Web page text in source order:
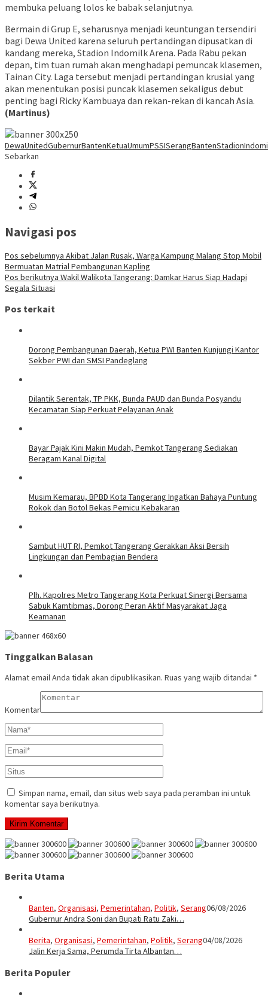
membuka peluang lolos ke babak selanjutnya.
Bermain di Grup E, seharusnya menjadi keuntungan tersendiri
bagi Dewa United karena seluruh pertandingan dipusatkan di
kandang mereka, Stadion Indomilk Arena. Pada Rabu pekan
depan, tim tuan rumah akan menghadapi pemuncak klasemen,
Tainan City. Laga tersebut menjadi pertandingan krusial yang
akan menentukan posisi puncak klasemen sekaligus debut
penting bagi Ricky Kambuaya dan rekan-rekan di kancah Asia.
(Martinus)
DewaUnitedGubernurBantenKetuaUmumPSSISerangBanten
Sebarkan
Navigasi pos
Pos sebelumnya Akibat Jalan Rusak, Warga Kampung Malang Stop Mobil
Bermuatan Matrial Pembangunan Kapling
Pos berikutnya Wakil Walikota Tangerang: Damkar Harus Siap Hadapi
Segala Situasi
Pos terkait
Dorong Pembangunan Daerah, Ketua PWI Banten Kunjungi Kantor
Sekber PWI dan SMSI Pandeglang
Dilantik Serentak, TP PKK, Bunda PAUD dan Bunda Posyandu
Kecamatan Siap Perkuat Pelayanan Anak
Bayar Pajak Kini Makin Mudah, Pemkot Tangerang Sediakan
Beragam Kanal Digital
Musim Kemarau, BPBD Kota Tangerang Ingatkan Bahaya Puntung
Rokok dan Botol Bekas Pemicu Kebakaran
Sambut HUT RI, Pemkot Tangerang Gerakkan Aksi Bersih
Lingkungan dan Pembagian Bendera
Plh. Kapolres Metro Tangerang Kota Perkuat Sinergi Bersama
Sabuk Kamtibmas, Dorong Peran Aktif Masyarakat Jaga
Keamanan
Tinggalkan Balasan
Alamat email Anda tidak akan dipublikasikan. Ruas yang wajib ditandai *
Komentar
Simpan nama, email, dan situs web saya pada peramban ini untuk
komentar saya berikutnya.
Berita Utama
Banten, Organisasi, Pemerintahan, Politik, Serang06/08/2026
Gubernur Andra Soni dan Bupati Ratu Zaki…
Berita, Organisasi, Pemerintahan, Politik, Serang04/08/2026
Jalin Kerja Sama, Perumda Tirta Albantan…
Berita Populer